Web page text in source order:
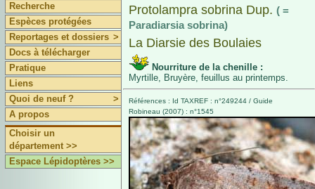
Recherche
Espèces protégées
Reportages et dossiers >
Docs à télécharger
Pratique
Liens
Quoi de neuf ?
>
A propos
Choisir un
département >>
Espace Lépidoptères >>
Protolampra sobrina Dup. ( =
Paradiarsia sobrina)
La Diarsie des Boulaies
Nourriture de la chenille :
Myrtille, Bruyère, feuillus au printemps.
Références : Id TAXREF : n°249244 / Guide
Robineau (2007) : n°1545